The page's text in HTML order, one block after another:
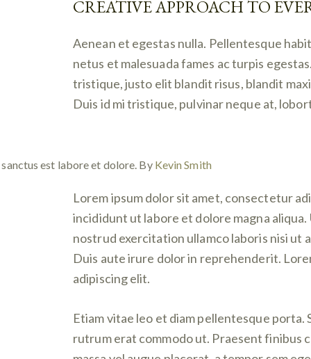
CREATIVE APPROACH TO
Aenean et egestas nulla. Pellentesque
netus et malesuada fames ac turpis
tristique, justo elit blandit risus, blandit
Duis id mi tristique, pulvinar neque at,
est labore et dolore. By Kevin Smith
Lorem ipsum dolor sit amet, consectetur
incididunt ut labore et dolore magna aliqua.
nostrud exercitation ullamco laboris nisi ut
Duis aute irure dolor in reprehenderit.
adipiscing elit.
Etiam vitae leo et diam pellentesque porta.
rutrum erat commodo ut. Praesent finibus